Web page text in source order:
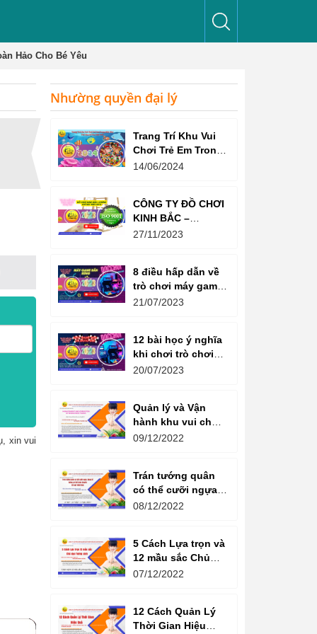
Hảo Cho Bé Yêu
xin vui
Nhường quyền đại lý
Trang Trí Khu Vui
Chơi Trẻ Em Trong
Nhà Như Thế Nào
14/06/2024
CÔNG TY ĐỒ CHƠI
KINH BẮC –
CHỨNG CHỈ ISO
27/11/2023
8 điều hấp dẫn về
trò chơi máy game
bắn súng
21/07/2023
12 bài học ý nghĩa
khi chơi trò chơi
máy game đua xe
20/07/2023
Quản lý và Vận
hành khu vui chơi
giải trí -
amusement parks
09/12/2022
Trán tướng quân
có thể cưỡi ngựa,
Bụng tể tướng có
08/12/2022
5 Cách Lựa trọn và
12 mầu sắc Chủ
đạo Tương sinh
năng lượng
07/12/2022
12 Cách Quản Lý
Thời Gian Hiệu